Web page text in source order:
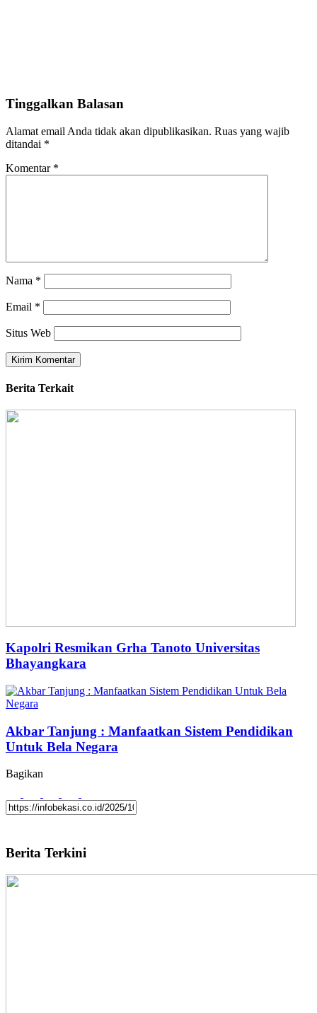
Tinggalkan Balasan
Alamat email Anda tidak akan dipublikasikan. Ruas yang wajib
ditandai *
Komentar *
Nama *
Email *
Situs Web
Berita Terkait
Kapolri Resmikan Grha Tanoto Universitas
Bhayangkara
Akbar Tanjung : Manfaatkan Sistem Pendidikan
Untuk Bela Negara
Bagikan
Berita Terkini